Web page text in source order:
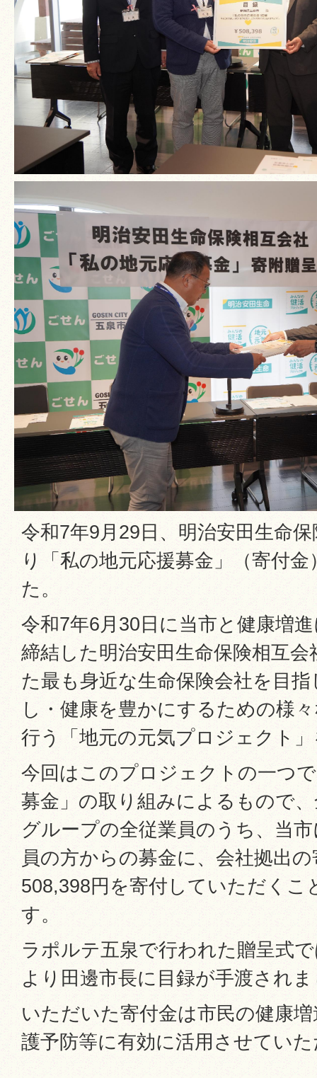
令和7年9月29日、明治安田生命
り「私の地元応援募金」（寄付
た。
令和7年6月30日に当市と健康増
締結した明治安田生命保険相互
た最も身近な生命保険会社を目
し・健康を豊かにするための様
行う「地元の元気プロジェクト
今回はこのプロジェクトの一つ
募金」の取り組みによるもので
グループの全従業員のうち、当
員の方からの募金に、会社拠出
508,398円を寄付していただくこ
す。
ラポルテ五泉で行われた贈呈式
より田邊市長に目録が手渡され
いただいた寄付金は市民の健康
護予防等に有効に活用させてい